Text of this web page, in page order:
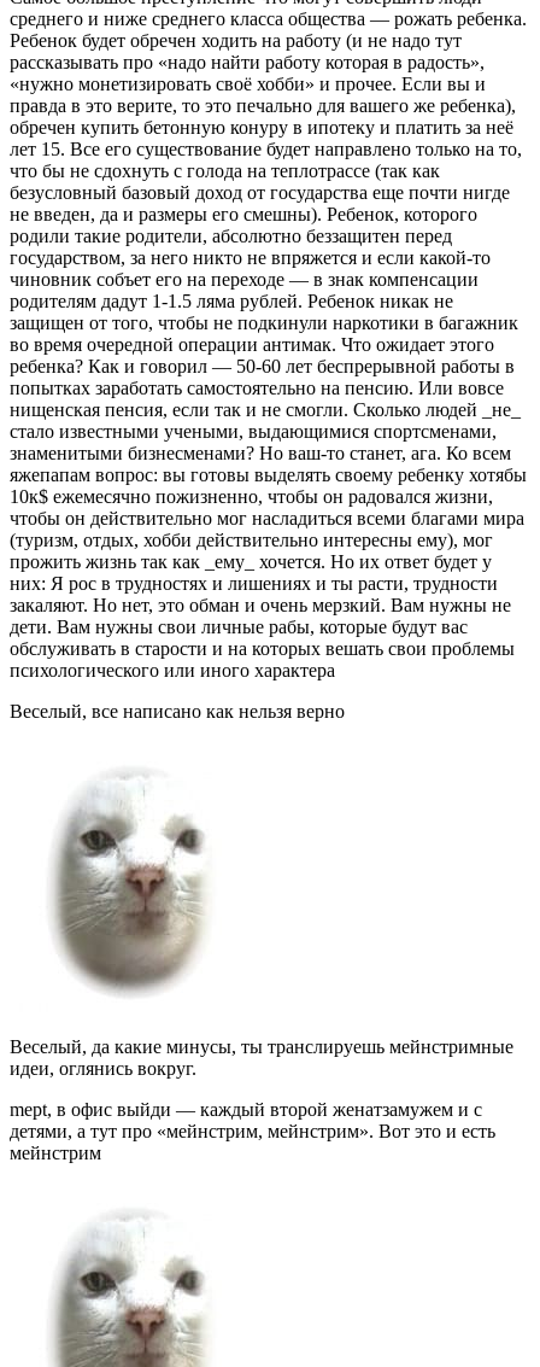
среднего и ниже среднего класса общества — рожать ребенка.
Ребенок будет обречен ходить на работу (и не надо тут
рассказывать про «надо найти работу которая в радость»,
«нужно монетизировать своё хобби» и прочее. Если вы и
правда в это верите, то это печально для вашего же ребенка),
обречен купить бетонную конуру в ипотеку и платить за неё
лет 15. Все его существование будет направлено только на то,
что бы не сдохнуть с голода на теплотрассе (так как
безусловный базовый доход от государства еще почти нигде
не введен, да и размеры его смешны). Ребенок, которого
родили такие родители, абсолютно беззащитен перед
государством, за него никто не впряжется и если какой-то
чиновник собъет его на переходе — в знак компенсации
родителям дадут 1-1.5 ляма рублей. Ребенок никак не
защищен от того, чтобы не подкинули наркотики в багажник
во время очередной операции антимак. Что ожидает этого
ребенка? Как и говорил — 50-60 лет беспрерывной работы в
попытках заработать самостоятельно на пенсию. Или вовсе
нищенская пенсия, если так и не смогли. Сколько людей _не_
стало известными учеными, выдающимися спортсменами,
знаменитыми бизнесменами? Но ваш-то станет, ага. Ко всем
яжепапам вопрос: вы готовы выделять своему ребенку хотябы
10к$ ежемесячно пожизненно, чтобы он радовался жизни,
чтобы он действительно мог насладиться всеми благами мира
(туризм, отдых, хобби действительно интересны ему), мог
прожить жизнь так как _ему_ хочется. Но их ответ будет у
них: Я рос в трудностях и лишениях и ты расти, трудности
закаляют. Но нет, это обман и очень мерзкий. Вам нужны не
дети. Вам нужны свои личные рабы, которые будут вас
обслуживать в старости и на которых вешать свои проблемы
психологического или иного характера
Веселый, все написано как нельзя верно
Веселый, да какие минусы, ты транслируешь мейнстримные
идеи, оглянись вокруг.
mept, в офис выйди — каждый второй женатзамужем и с
детями, а тут про «мейнстрим, мейнстрим». Вот это и есть
мейнстрим